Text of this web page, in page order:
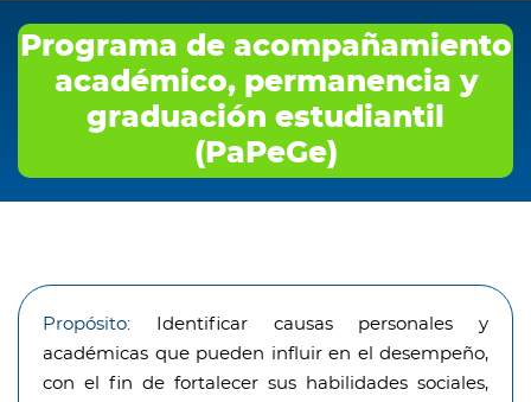
Programa de acompañamiento
académico, permanencia y
graduación estudiantil
(PaPeGe)
Propósito: Identificar causas personales y
académicas que pueden influir en el desempeño,
con el fin de fortalecer sus habilidades sociales,